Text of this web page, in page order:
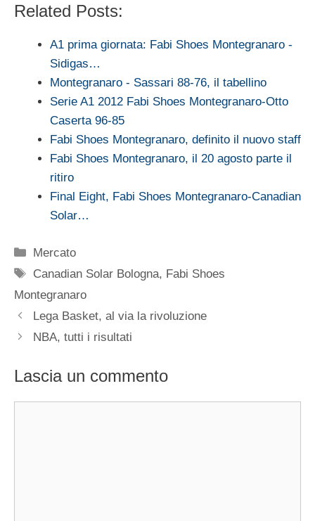
Related Posts:
A1 prima giornata: Fabi Shoes Montegranaro -
Sidigas…
Montegranaro - Sassari 88-76, il tabellino
Serie A1 2012 Fabi Shoes Montegranaro-Otto
Caserta 96-85
Fabi Shoes Montegranaro, definito il nuovo staff
Fabi Shoes Montegranaro, il 20 agosto parte il
ritiro
Final Eight, Fabi Shoes Montegranaro-Canadian
Solar…
Categorie
Mercato
Tag
Canadian Solar Bologna, Fabi Shoes
Montegranaro
Lega Basket, al via la rivoluzione
NBA, tutti i risultati
Lascia un commento